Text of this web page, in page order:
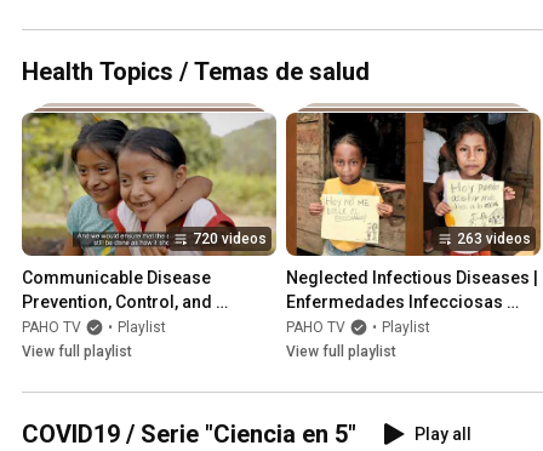
Health Topics / Temas de salud
720 videos
Communicable Disease
Prevention, Control, and
Elimination
PAHO TV • Playlist
View full playlist
263 videos
Neglected Infectious Diseases |
Enfermedades Infecciosas
Desatendidas
PAHO TV • Playlist
View full playlist
COVID19 / Serie "Ciencia en 5"
Play all